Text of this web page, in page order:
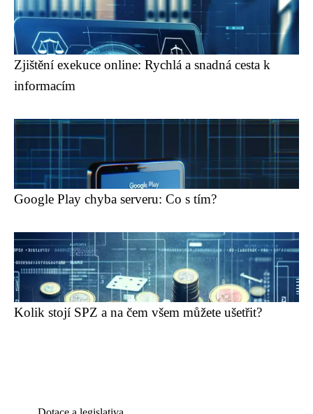
Zjištění exekuce online: Rychlá a snadná cesta k
informacím
Google Play chyba serveru: Co s tím?
Kolik stojí SPZ a na čem všem můžete ušetřit?